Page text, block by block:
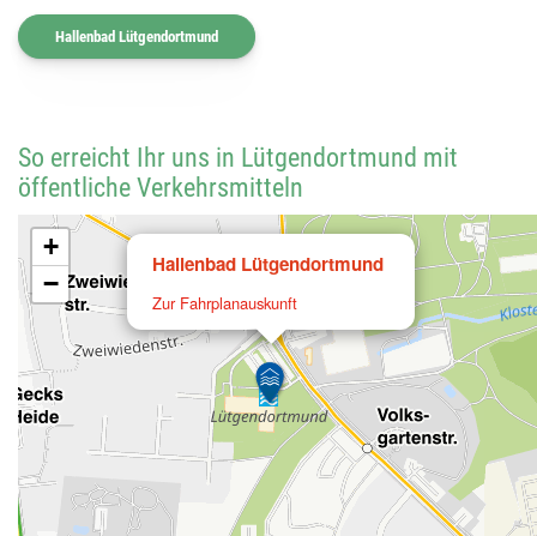
Hallenbad Lütgendortmund
So erreicht Ihr uns in Lütgendortmund mit
öffentliche Verkehrsmitteln